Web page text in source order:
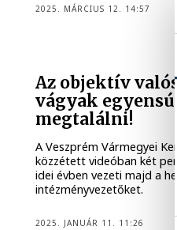
2025. MÁRCIUS 12. 14:57
Az objektív
vágyak
megtalálni!
A Veszprém Vármegyei
közzétett videóban két
idei évben vezeti majd a
intézményvezetőket.
2025. JANUÁR 11. 11:26